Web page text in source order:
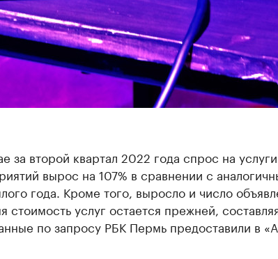
за второй квартал 2022 года спрос на услуги
вырос на 107% в сравнении с
года. Кроме того, выросло и число
стоимость услуг остается прежней,
по запросу РБК Пермь предоставили в